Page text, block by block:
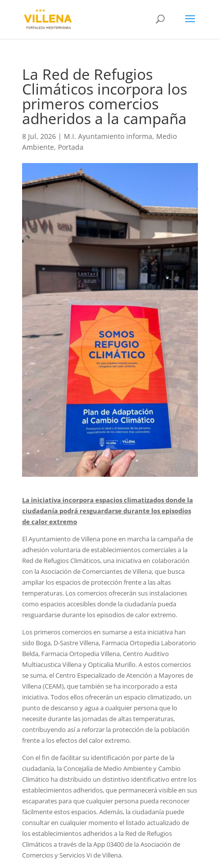
La Red de Refugios
Climáticos incorpora los
primeros comercios
adheridos a la campaña
8 Jul, 2026| M.I. Ayuntamiento informa, Medio
Ambiente, Portada
La iniciativa incorpora espacios climatizados donde la
ciudadanía podrá resguardarse durante los episodios
de calor extremo
El Ayuntamiento de Villena pone en marcha la campaña de
adhesión voluntaria de establecimientos comerciales a la
Red de Refugios Climáticos, una iniciativa en colaboración
con la Asociación de Comerciantes de Villena, que busca
ampliar los espacios de protección frente a las altas
temperaturas. Los comercios ofrecerán sus instalaciones
como espacios accesibles donde la ciudadanía pueda
resguardarse durante los episodios de calor extremo.
Los primeros comercios en sumarse a esta iniciativa han
sido Boga, D-Sastre Villena, Farmacia Ortopedia Laboratorio
Belda, Farmacia Ortopedia Villena, Centro Auditivo
Multiacustica Villena y Opticalia Murillo. A estos comercios
se suma, el Centro Especializado de Atención a Mayores de
Villena (CEAM), que también se ha incorporado a esta
iniciativa. Todos ellos ofrecerán un espacio climatizado, un
punto de descanso y agua a cualquier persona que lo
necesite durante las jornadas de altas temperaturas,
contribuyendo así a reforzar la protección de la población
frente a los efectos del calor extremo.
Con el fin de facilitar su identificación por parte de la
ciudadanía, la Concejalía de Medio Ambiente y Cambio
Climático ha distribuido un distintivo identificativo entre los
establecimientos adheridos, que permanecerá visible en sus
escaparates para que cualquier persona pueda reconocer
fácilmente estos espacios. Además, la ciudadanía puede
consultar en cualquier momento el listado actualizado de
los establecimientos adheridos a la Red de Refugios
Climáticos a través de la App 03400 de la Asociación de
Comercios y Servicios Vi de Villena.